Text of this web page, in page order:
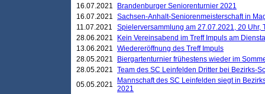
16.07.2021
Brandenburger Seniorenturnier 2021
16.07.2021 Sachsen-Anhalt-Seniorenmeisterschaft in
11.07.2021
Spielerversammlung am 27.07.2021, 20 Uhr,
28.06.2021
Kein Vereinsabend im Treff Impuls am
13.06.2021 Wiedereröffnung des Treff Impuls
28.05.2021
Biergartenturnier frühestens wieder im
28.05.2021 Team des SC Leinfelden Dritter bei Bezirks-
05.05.2021
Mannschaft des SC Leinfelden siegt in
2021